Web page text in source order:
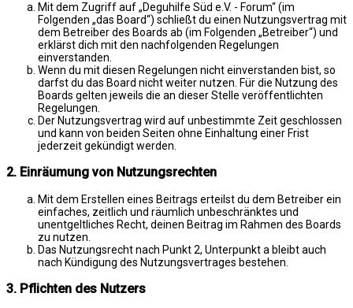
Mit dem Zugriff auf „Deguhilfe Süd e.V. - Forum“ (im
Folgenden „das Board“) schließt du einen Nutzungsvertrag mit
dem Betreiber des Boards ab (im Folgenden „Betreiber“) und
erklärst dich mit den nachfolgenden Regelungen
einverstanden.
Wenn du mit diesen Regelungen nicht einverstanden bist, so
darfst du das Board nicht weiter nutzen. Für die Nutzung des
Boards gelten jeweils die an dieser Stelle veröffentlichten
Regelungen.
Der Nutzungsvertrag wird auf unbestimmte Zeit geschlossen
und kann von beiden Seiten ohne Einhaltung einer Frist
jederzeit gekündigt werden.
2. Einräumung von Nutzungsrechten
Mit dem Erstellen eines Beitrags erteilst du dem Betreiber ein
einfaches, zeitlich und räumlich unbeschränktes und
unentgeltliches Recht, deinen Beitrag im Rahmen des Boards
zu nutzen.
Das Nutzungsrecht nach Punkt 2, Unterpunkt a bleibt auch
nach Kündigung des Nutzungsvertrages bestehen.
3. Pflichten des Nutzers